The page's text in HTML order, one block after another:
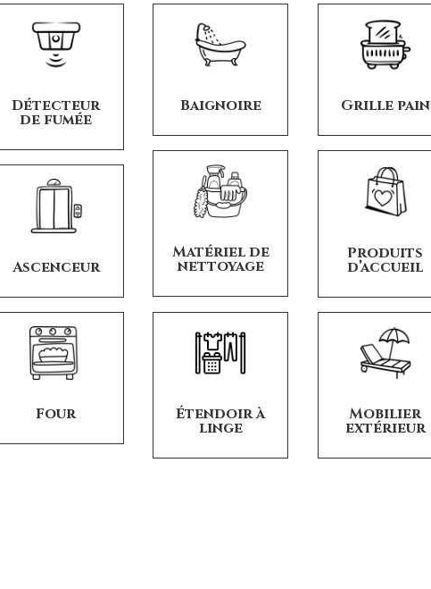
Détecteur
de fumée
Ascenceur
Four
Baignoire
Matériel de
nettoyage
Étendoir à
linge
Grille pain
Produits
d’accueil
Mobilier
extérieur